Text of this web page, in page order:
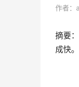
作者：
摘要
成快